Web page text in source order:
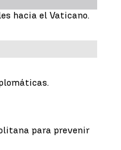
hacia el Vaticano.
para prevenir